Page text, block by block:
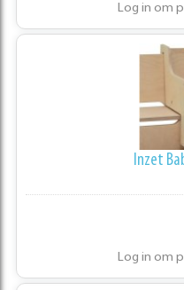
Log in om
Inzet
Log in om